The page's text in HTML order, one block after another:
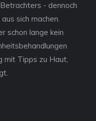
- dennoch
sich machen.
schon lange kein
mit Tipps zu Haut,